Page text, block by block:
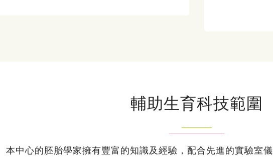
輔助生育科技範圍
本中心的胚胎學家擁有豐富的知識及經驗，配合先進的實驗室